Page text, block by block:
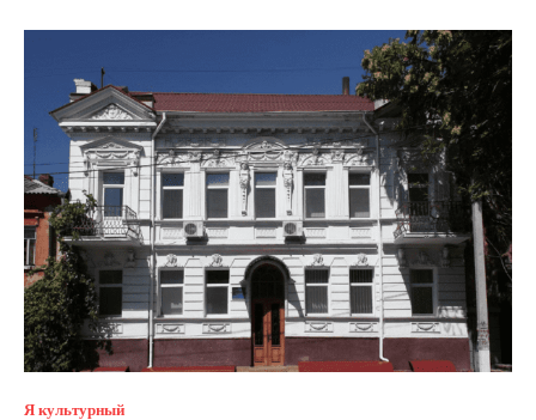
Я культурный